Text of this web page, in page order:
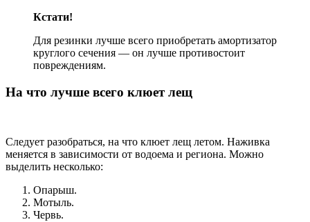
Кстати!
Для резинки лучше всего приобретать амортизатор
круглого сечения — он лучше противостоит
повреждениям.
На что лучше всего клюет лещ
Следует разобраться, на что клюет лещ летом. Наживка
меняется в зависимости от водоема и региона. Можно
выделить несколько:
Опарыш.
Мотыль.
Червь.